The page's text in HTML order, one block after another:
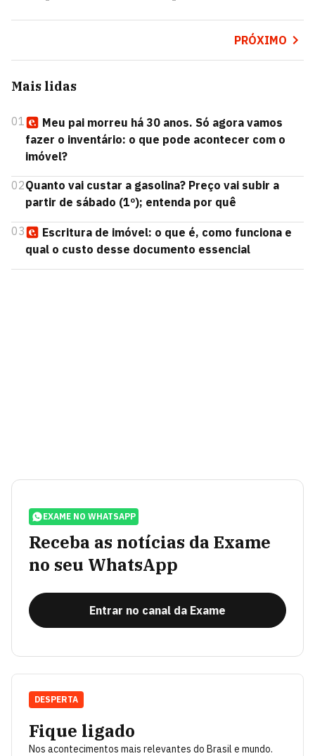
PRÓXIMO
Mais lidas
01
Meu pai morreu há 30 anos. Só agora vamos
fazer o inventário: o que pode acontecer com o
imóvel?
02Quanto vai custar a gasolina? Preço vai subir a
partir de sábado (1º); entenda por quê
03
Escritura de imóvel: o que é, como funciona e
qual o custo desse documento essencial
EXAME NO WHATSAPP
Receba as notícias da Exame
no seu WhatsApp
Entrar no canal da Exame
Fique ligado
Nos acontecimentos mais relevantes do Brasil e mundo.
DESPERTA